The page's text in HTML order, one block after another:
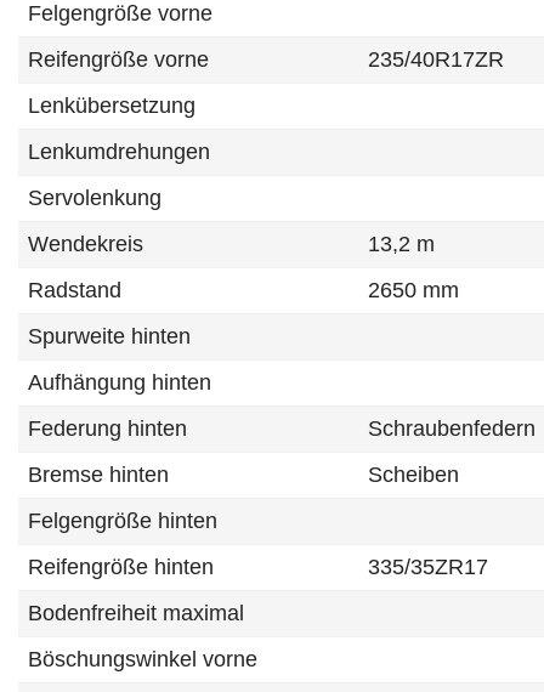
Felgengröße vorne
Reifengröße vorne
235/40R17ZR
Lenkübersetzung
Lenkumdrehungen
Servolenkung
Wendekreis
13,2 m
Radstand
2650 mm
Spurweite hinten
Aufhängung hinten
Federung hinten
Schraubenfedern
Bremse hinten
Scheiben
Felgengröße hinten
Reifengröße hinten
335/35ZR17
Bodenfreiheit maximal
Böschungswinkel vorne